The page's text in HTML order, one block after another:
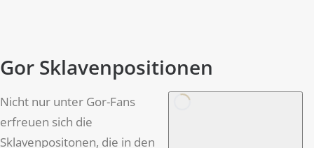
Gor Sklavenpositionen
Nicht nur unter Gor-Fans
erfreuen sich die
Sklavenpositonen, die in den